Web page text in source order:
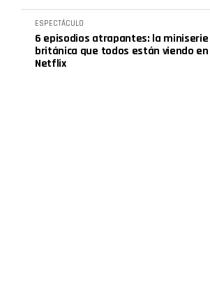
ESPECTÁCULO
6 episodios atrapantes: la miniserie
británica que todos están viendo en
Netflix